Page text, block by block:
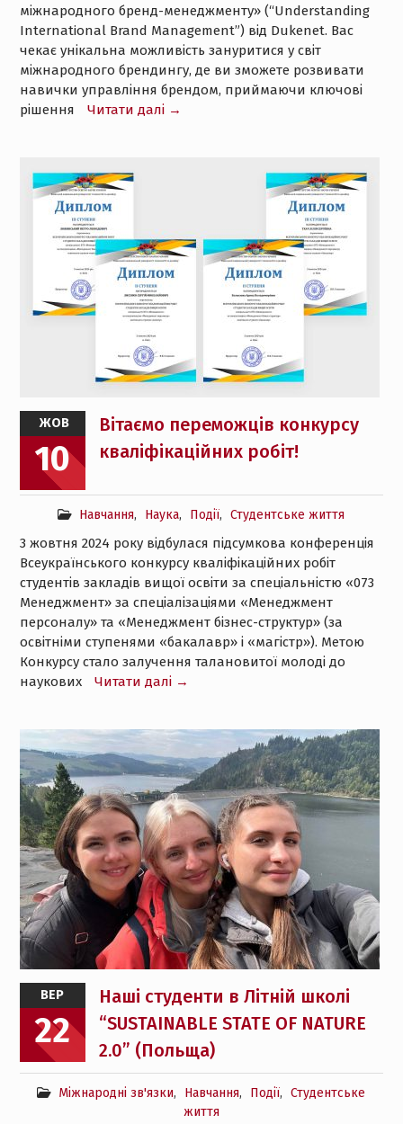
міжнародного бренд-менеджменту» (“Understanding
International Brand Management”) від Dukenet. Вас
чекає унікальна можливість зануритися у світ
міжнародного брендингу, де ви зможете розвивати
навички управління брендом, приймаючи ключові
рішення
Читати далі →
ЖОВ
10
Вітаємо переможців конкурсу
кваліфікаційних робіт!
Навчання, Наука, Події, Студентське життя
3 жовтня 2024 року відбулася підсумкова конференція
Всеукраїнського конкурсу кваліфікаційних робіт
студентів закладів вищої освіти за спеціальністю «073
Менеджмент» за спеціалізаціями «Менеджмент
персоналу» та «Менеджмент бізнес-структур» (за
освітніми ступенями «бакалавр» і «магістр»). Метою
Конкурсу стало залучення талановитої молоді до
наукових
Читати далі →
ВЕР
22
Наші студенти в Літній школі
“SUSTAINABLE STATE OF NATURE
2.0” (Польща)
Міжнародні зв'язки, Навчання, Події,
Студентське
життя